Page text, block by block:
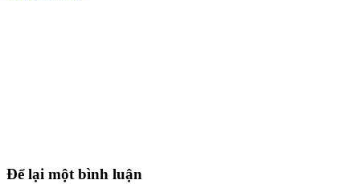
Để lại một bình luận